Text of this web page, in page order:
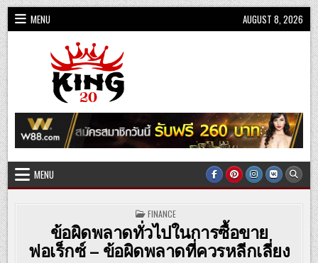
Skip
to
content
MENU AUGUST 8, 2026
King20
MENU
POSTED
IN
FINANCE
ข้อผิดพลาดทั่วไปในการซื้อขาย
ฟอเร็กซ์ – ข้อผิดพลาดที่ควรหลีกเลี่ยง